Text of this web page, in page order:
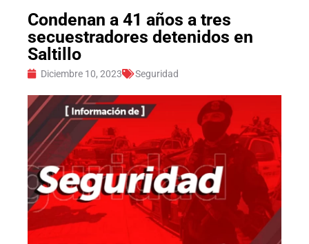
Condenan a 41 años a tres
secuestradores detenidos en
Saltillo
Diciembre 10, 2023 Seguridad